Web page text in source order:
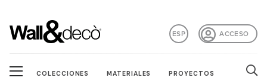
ACCESO
ESP
COLECCIONES MATERIALES PROYECTOS